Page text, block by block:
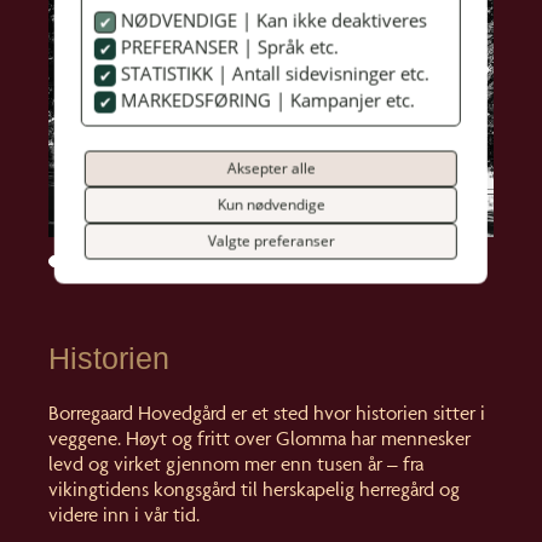
NØDVENDIGE | Kan ikke deaktiveres
PREFERANSER | Språk etc.
STATISTIKK | Antall sidevisninger etc.
MARKEDSFØRING | Kampanjer etc.
Aksepter alle
Kun nødvendige
Valgte preferanser
Historien
Borregaard Hovedgård er et sted hvor historien sitter i
veggene. Høyt og fritt over Glomma har mennesker
levd og virket gjennom mer enn tusen år – fra
vikingtidens kongsgård til herskapelig herregård og
videre inn i vår tid.